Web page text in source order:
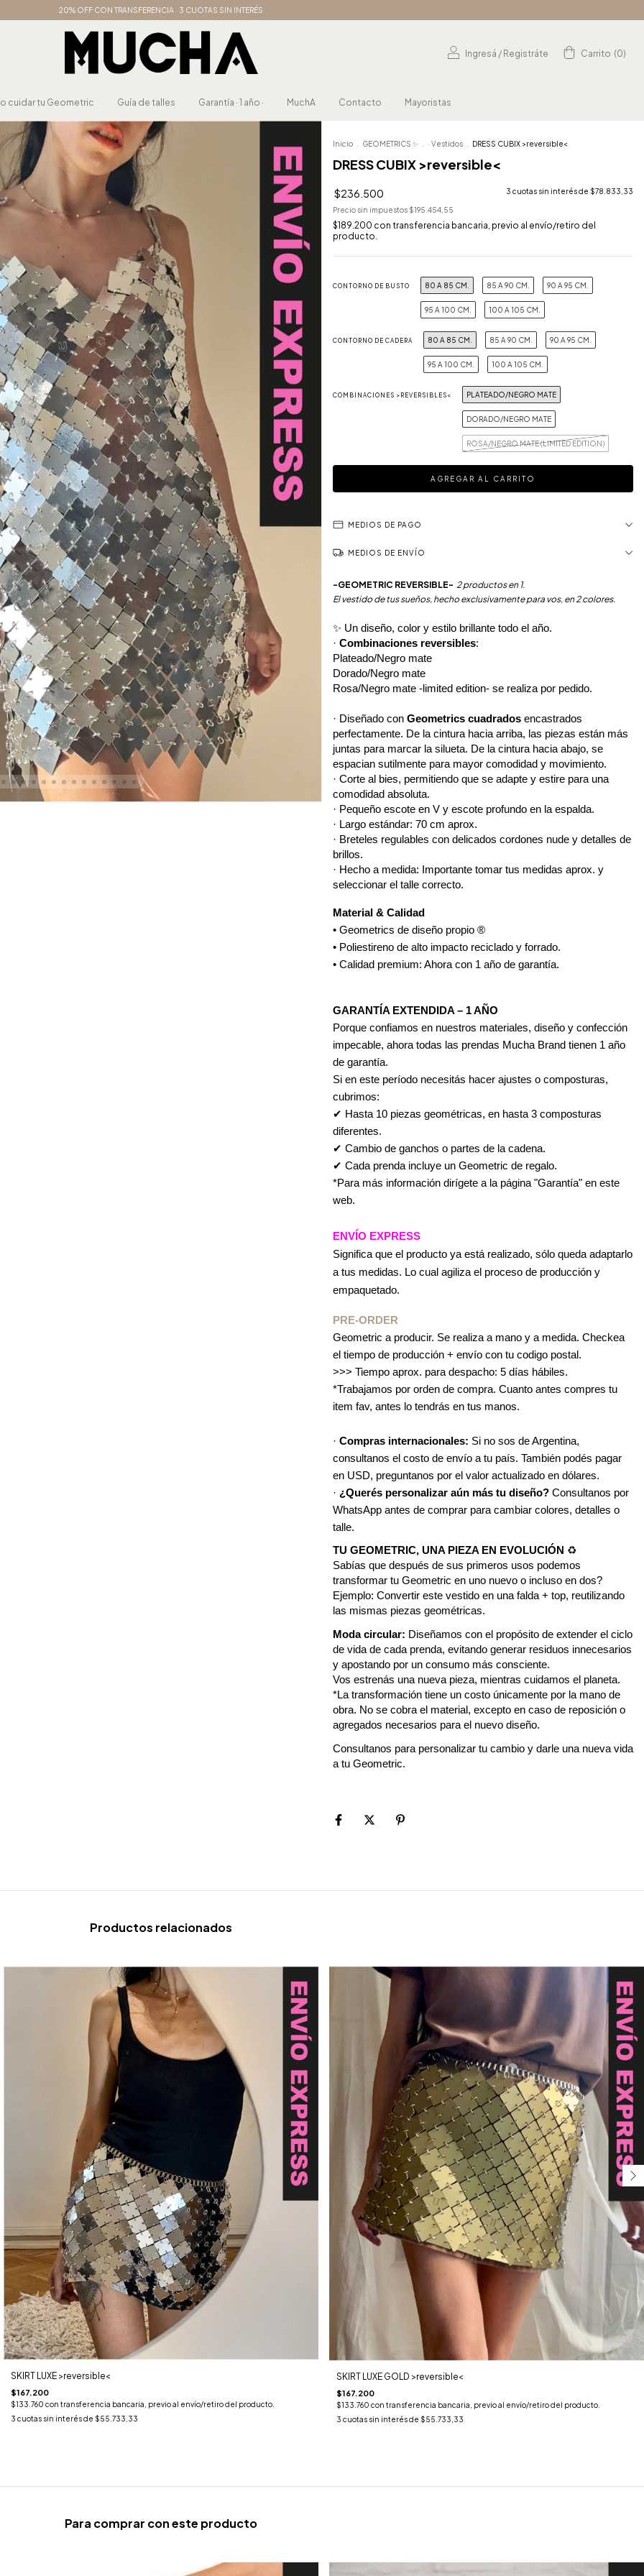
20% OFF CON TRANSFERENCIA · 3 CUOTAS SIN INTERÉS
Ingresá / Registráte Carrito (0)
cuidar tu Geometric Guía de talles Garantía · 1 año · MuchA Contacto Mayoristas
Inicio GEOMETRICS ✨ · Vestidos DRESS CUBIX >reversible<
DRESS CUBIX >reversible<
$236.500 3 cuotas sin interés de $78.833,33
Precio sin impuestos $195.454,55
$189.200 con transferencia bancaria, previo al envío/retiro del
producto.
CONTORNO DE BUSTO 80 A 85 CM. 85 A 90 CM. 90 A 95 CM.
95 A 100 CM. 100 A 105 CM.
CONTORNO DE CADERA 80 A 85 CM. 85 A 90 CM. 90 A 95 CM.
95 A 100 CM. 100 A 105 CM.
COMBINACIONES >REVERSIBLES< PLATEADO/NEGRO MATE
DORADO/NEGRO MATE
ROSA/NEGRO MATE (LIMITED EDITION)
MEDIOS DE PAGO
MEDIOS DE ENVÍO
-GEOMETRIC REVERSIBLE- 2 productos en 1.
El vestido de tus sueños, hecho exclusivamente para vos, en 2 colores.
✨ Un diseño, color y estilo brillante todo el año.
· Combinaciones reversibles:
Plateado/Negro mate
Dorado/Negro mate
Rosa/Negro mate -limited edition- se realiza por pedido.
· Diseñado con Geometrics cuadrados encastrados
perfectamente. De la cintura hacia arriba, las piezas están más
juntas para marcar la silueta. De la cintura hacia abajo, se
espacian sutilmente para mayor comodidad y movimiento.
· Corte al bies, permitiendo que se adapte y estire para una
comodidad absoluta.
· Pequeño escote en V y escote profundo en la espalda.
· Largo estándar: 70 cm aprox.
· Breteles regulables con delicados cordones nude y detalles de
brillos.
· Hecho a medida: Importante tomar tus medidas aprox. y
seleccionar el talle correcto.
Material & Calidad
• Geometrics de diseño propio ®
• Poliestireno de alto impacto reciclado y forrado.
• Calidad premium: Ahora con 1 año de garantía.
GARANTÍA EXTENDIDA – 1 AÑO
Porque confiamos en nuestros materiales, diseño y confección
impecable, ahora todas las prendas Mucha Brand tienen 1 año
de garantía.
Si en este período necesitás hacer ajustes o composturas,
cubrimos:
✔ Hasta 10 piezas geométricas, en hasta 3 composturas
diferentes.
✔ Cambio de ganchos o partes de la cadena.
✔ Cada prenda incluye un Geometric de regalo.
*Para más información dirígete a la página "Garantía" en este
web.
ENVÍO EXPRESS
Significa que el producto ya está realizado, sólo queda adaptarlo
a tus medidas. Lo cual agiliza el proceso de producción y
empaquetado.
PRE-ORDER
Geometric a producir. Se realiza a mano y a medida. Checkea
el tiempo de producción + envío con tu codigo postal.
>>> Tiempo aprox. para despacho: 5 días hábiles.
*Trabajamos por orden de compra. Cuanto antes compres tu
item fav, antes lo tendrás en tus manos.
· Compras internacionales: Si no sos de Argentina,
consultanos el costo de envío a tu país. También podés pagar
en USD, preguntanos por el valor actualizado en dólares.
· ¿Querés personalizar aún más tu diseño? Consultanos por
WhatsApp antes de comprar para cambiar colores, detalles o
talle.
TU GEOMETRIC, UNA PIEZA EN EVOLUCIÓN ♻️
Sabías que después de sus primeros usos podemos
transformar tu Geometric en uno nuevo o incluso en dos?
Ejemplo: Convertir este vestido en una falda + top, reutilizando
las mismas piezas geométricas.
Moda circular: Diseñamos con el propósito de extender el ciclo
de vida de cada prenda, evitando generar residuos innecesarios
y apostando por un consumo más consciente.
Vos estrenás una nueva pieza, mientras cuidamos el planeta.
*La transformación tiene un costo únicamente por la mano de
obra. No se cobra el material, excepto en caso de reposición o
agregados necesarios para el nuevo diseño.
Consultanos para personalizar tu cambio y darle una nueva vida
a tu Geometric.
Productos relacionados
SKIRT LUXE >reversible<
$167.200
$133.760 con transferencia bancaria, previo al envío/retiro del producto.
3 cuotas sin interés de $55.733,33
SKIRT LUXE GOLD >reversible<
$167.200
$133.760 con transferencia bancaria, previo al envío/retiro del producto.
3 cuotas sin interés de $55.733,33
Para comprar con este producto